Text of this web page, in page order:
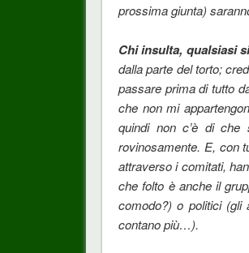
prossima giunta)
Chi insulta, qualsiasi
dalla parte del torto;
passare prima di tutto
che non mi
quindi non c’è di che
rovinosamente. E, con
attraverso i comitati,
che folto è anche il
comodo?) o politici (gli
contano più…).